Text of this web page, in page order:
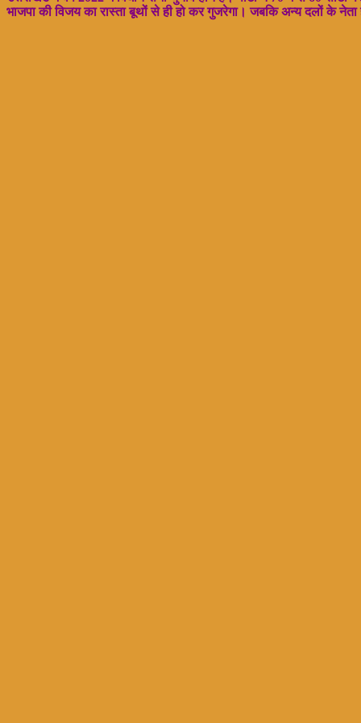
भाजपा की विजय का रास्ता बूथों से ही हो कर गुजरेगा। जबकि अन्य दलों के नेता